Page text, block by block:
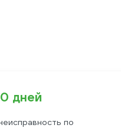
дней
по